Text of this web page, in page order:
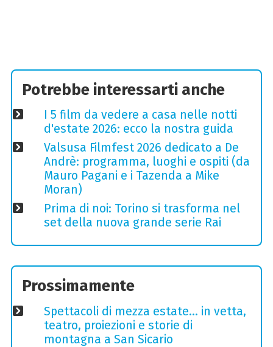
Potrebbe interessarti anche
I 5 film da vedere a casa nelle notti
d'estate 2026: ecco la nostra guida
Valsusa Filmfest 2026 dedicato a De
Andrè: programma, luoghi e ospiti (da
Mauro Pagani e i Tazenda a Mike
Moran)
Prima di noi: Torino si trasforma nel
set della nuova grande serie Rai
Prossimamente
Spettacoli di mezza estate… in vetta,
teatro, proiezioni e storie di
montagna a San Sicario